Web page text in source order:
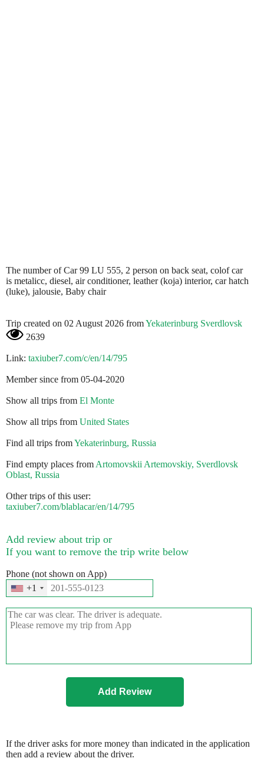
The number of Car 99 LU 555, 2 person on back seat, colof car
is metalicc, diesel, air conditioner, leather (koja) interior, car hatch
(luke), jalousie, Baby chair
Trip created on 02 August 2026 fromYekaterinburg Sverdlovsk
2639
Link: taxiuber7.com/c/en/14/795
Member since from 05-04-2020
Show all trips from El Monte
Show all trips from United States
Find all trips fromYekaterinburg, Russia
Find empty places from Artomovskii Artemovskiy, Sverdlovsk
Oblast, Russia
Other trips of this user:
taxiuber7.com/blablacar/en/14/795
Add review about trip or
If you want to remove the trip write below
Phone (not shown on App)
+1
If the driver asks for more money than indicated in the application
then add a review about the driver.